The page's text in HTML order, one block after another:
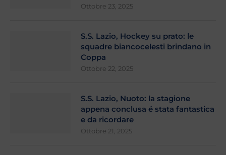
Ottobre 23, 2025
S.S. Lazio, Hockey su prato: le
squadre biancocelesti brindano in
Coppa
Ottobre 22, 2025
S.S. Lazio, Nuoto: la stagione
appena conclusa é stata fantastica
e da ricordare
Ottobre 21, 2025